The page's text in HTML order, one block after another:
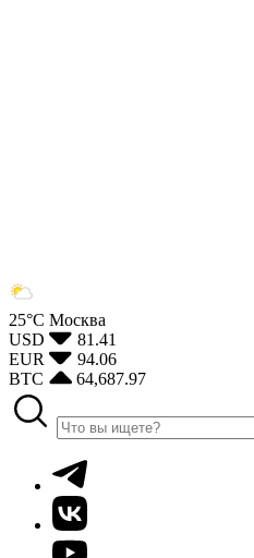
25°С Москва
USD
81.41
EUR
94.06
BTC
64,687.97